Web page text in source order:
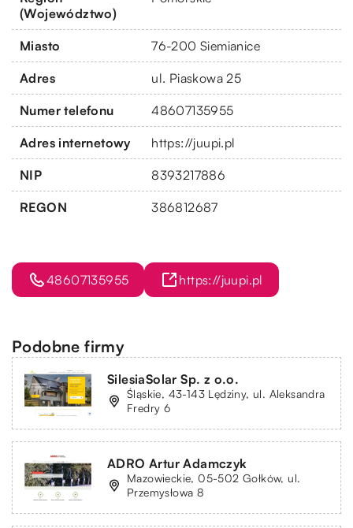
(Województwo)
Miasto 76-200 Siemianice
Adres ul. Piaskowa 25
Numer telefonu 48607135955
Adres internetowy https://juupi.pl
NIP 8393217886
REGON 386812687
48607135955 https://juupi.pl
Podobne firmy
SilesiaSolar Sp. z o.o.
Śląskie, 43-143 Lędziny, ul. Aleksandra
Fredry 6
ADRO Artur Adamczyk
Mazowieckie, 05-502 Gołków, ul.
Przemysłowa 8